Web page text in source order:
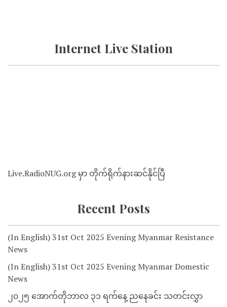
Internet Live Station
Live.RadioNUG.org မှာ တိုက်ရိုက်နားဆင်နိုင်ပြီ
Recent Posts
(In English) 31st Oct 2025 Evening Myanmar Resistance
News
(In English) 31st Oct 2025 Evening Myanmar Domestic
News
၂၀၂၅ အောက်တိုဘာလ ၃၁ ရက်နေ့ ညနေခင်း သတင်းလွှာ